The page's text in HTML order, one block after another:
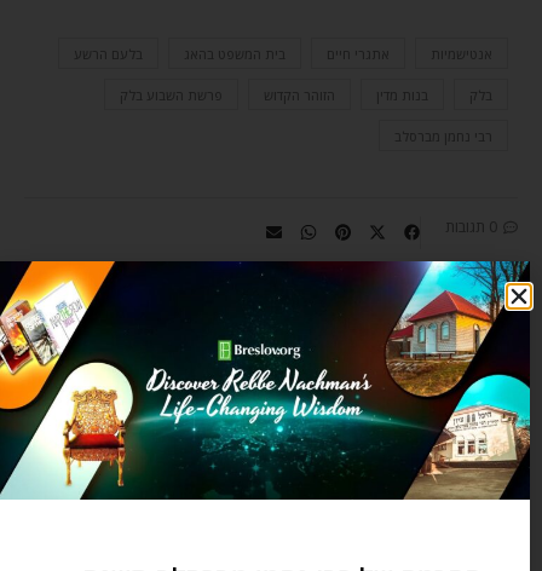
אנטישמיות אתגרי חיים בית המשפט בהאג בלעם הרשע
בנות מדין פרשת השבוע בלק
רבי נחמן מברסלב
0 תגובות
CHAIM KRAMER
Chaim Kramer is largely
responsible for introducing Rebbe
Nachman’s teachings to today’s
generation. He is a sought-after